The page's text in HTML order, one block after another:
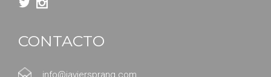
CONTACTO
info@javiersprang.com